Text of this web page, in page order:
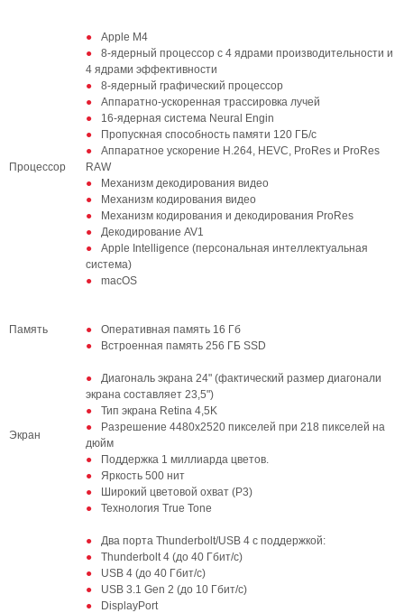
Процессор
Apple M4
8-ядерный процессор с 4 ядрами производительности и
4 ядрами эффективности
8-ядерный графический процессор
Аппаратно-ускоренная трассировка лучей
16‑ядерная система Neural Engin
Пропускная способность памяти 120 ГБ/с
Аппаратное ускорение H.264, HEVC, ProRes и ProRes
RAW
Механизм декодирования видео
Механизм кодирования видео
Механизм кодирования и декодирования ProRes
Декодирование AV1
Apple Intelligence (персональная интеллектуальная
система)
macOS
Память
Оперативная память 16 Гб
Встроенная память 256 ГБ SSD
Экран
Диагональ экрана 24" (фактический размер диагонали
экрана составляет 23,5")
Тип экрана Retina 4,5K
Разрешение 4480х2520 пикселей при 218 пикселей на
дюйм
Поддержка 1 миллиарда цветов.
Яркость 500 нит
Широкий цветовой охват (P3)
Технология True Tone
Два порта Thunderbolt/USB 4 с поддержкой:
Thunderbolt 4 (до 40 Гбит/с)
USB 4 (до 40 Гбит/с)
USB 3.1 Gen 2 (до 10 Гбит/с)
DisplayPort